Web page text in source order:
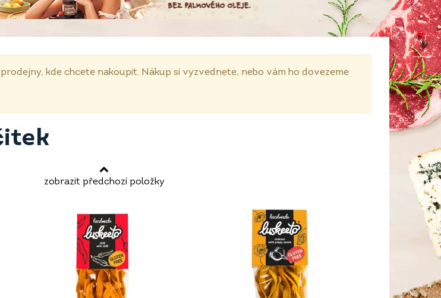
kde chcete nakoupit. Nákup si vyzvednete, nebo vám ho dovezeme
zobrazit předchozí položky